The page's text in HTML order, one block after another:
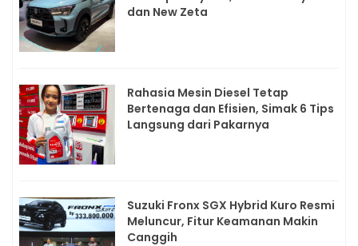
dan New Zeta
Rahasia Mesin Diesel Tetap
Bertenaga dan Efisien, Simak 6 Tips
Langsung dari Pakarnya
Suzuki Fronx SGX Hybrid Kuro Resmi
Meluncur, Fitur Keamanan Makin
Canggih